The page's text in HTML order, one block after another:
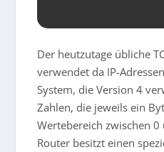
Der heutzutage übliche
verwendet da IP-
System, die Version 4
Zahlen, die jeweils ein
Wertebereich zwischen
Router besitzt einen